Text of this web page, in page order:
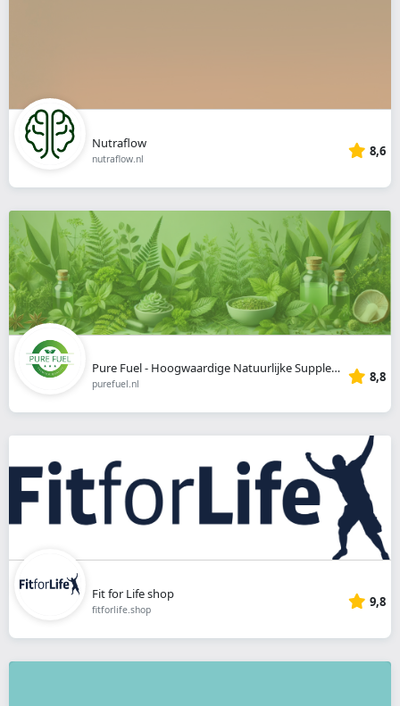
Nutraflow
nutraflow.nl 8,6
Pure Fuel - Hoogwaardige Natuurlijke Supplementen
purefuel.nl 8,8
Fit for Life shop
fitforlife.shop 9,8